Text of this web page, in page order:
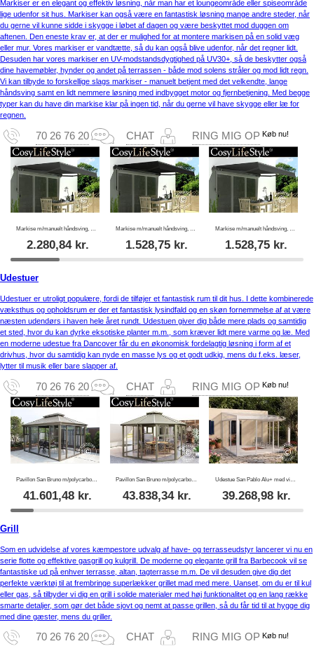
Markiser er en elegant og effektiv løsning, når man har et loungeområde eller spiseområde
lige udenfor sit hus. Markiser kan også være en fantastisk løsning mange andre steder, når
du gerne vil kunne sidde i skygge i løbet af dagen og være beskyttet mod duggen om
aftenen. Den eneste krav er, at der er mulighed for at montere markisen på en solid væg
eller mur. Vores markiser er vandtætte, så du kan også blive udenfor, når det regner lidt.
Desuden har vores markiser en UV-modstandsdygtighed på UV30+, så de beskytter også
dine havemøbler, hynder og andet på terrassen - både mod solens stråler og mod lidt regn.
Vi kan tilbyde to forskellige slags markiser - manuelt betjent med det velkendte, lange
håndsving samt en lidt nemmere løsning med indbygget motor og fjernbetjening. Med begge
typer kan du have din markise klar på ingen tid, når du gerne vil have skygge eller læ for
regnen.
70 26 76 20 CHAT RING MIG OP Køb nu!
2.280,84kr. 1.528,75 kr. 1.528,75 kr.
Udestuer
Udestuer er utroligt populære, fordi de tilføjer et fantastisk rum til dit hus. I dette kombinerede
væksthus og opholdsrum er der et fantastisk lysindfald og en skøn fornemmelse af at være
næsten udendørs i haven hele året rundt. Udestuen giver dig både mere plads og samtidig
et sted, hvor du kan dyrke eksotiske planter m.m., som kræver lidt mere varme og læ. Med
en moderne udestue fra Dancover får du en økonomisk fordelagtig løsning i form af et
drivhus, hvor du samtidig kan nyde en masse lys og et godt udkig, mens du f.eks. læser,
lytter til musik eller bare slapper af.
70 26 76 20 CHAT RING MIG OP Køb nu!
41.601,48 kr. 43.838,34kr.
Udestue San Pablo Alu+ med vinduer + skydedøre, 4x4m, Hvid
39.268,98kr.
Grill
Som en udvidelse af vores kæmpestore udvalg af have- og terrasseudstyr lancerer vi nu en
serie flotte og effektive gasgrill og kulgrill. De moderne og elegante grill fra Barbecook vil se
fantastiske ud på enhver terrasse, altan, tagterrasse m.m. De vil desuden give dig det
perfekte værktøj til at frembringe superlækker grillet mad med mere. Uanset, om du er til kul
eller gas, så tilbyder vi dig en grill i solide materialer med høj funktionalitet og en lang række
smarte detaljer, som gør det både sjovt og nemt at passe grillen, så du får tid til at hygge dig
med dine gæster, mens du griller.
70 26 76 20 CHAT RING MIG OP Køb nu!